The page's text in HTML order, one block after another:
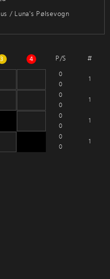
/ Luna's Pølsevogn
3 4 P/S #
0
0
1
0
0
1
0
0
1
0
0
1